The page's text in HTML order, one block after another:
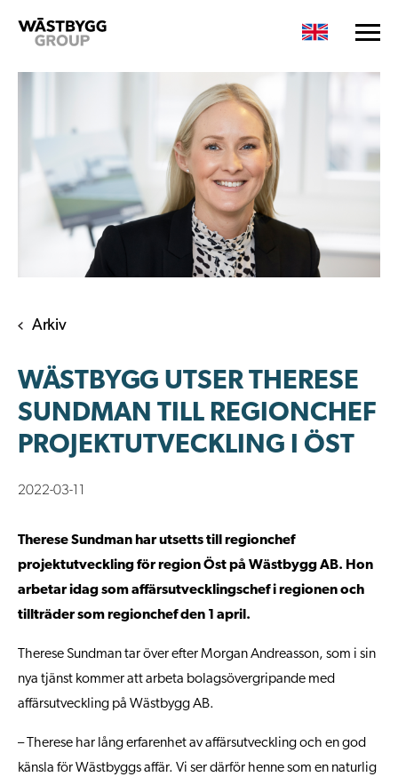
Arkiv
WÄSTBYGG UTSER THERESE
SUNDMAN TILL REGIONCHEF
PROJEKTUTVECKLING I ÖST
2022-03-11
Therese Sundman har utsetts till regionchef
projektutveckling för region Öst på Wästbygg AB. Hon
arbetar idag som affärsutvecklingschef i regionen och
tillträder som regionchef den 1 april.
Therese Sundman tar över efter Morgan Andreasson, som i sin
nya tjänst kommer att arbeta bolagsövergripande med
affärsutveckling på Wästbygg AB.
– Therese har lång erfarenhet av affärsutveckling och en god
känsla för Wästbyggs affär. Vi ser därför henne som en naturlig